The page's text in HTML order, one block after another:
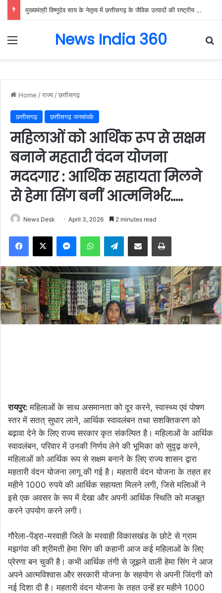
मुख्यमंत्री विष्णुदेव साय के नेतृत्व में छत्तीसगढ़ के जैविक उत्पादों की राष्ट्रीय मंच पर गूंज, बायोफैच इंडिया-2026 में गौरेला-पेंड्रा-मरवाही के विष्णुभोग चावल और केवची के प्राकृतिक शहद ने बटोरी सराहना….
Menu News India 360
Home /राज्य /छत्तीसगढ़
छत्तीसगढ़ छत्तीसगढ़ जनसंपर्क
महिलाओं को आर्थिक रूप से सक्षम
बनाने महतारी वंदन योजना
मददगार : आर्थिक सहायता मिलने
से हेमा सिंग बनीं आत्मनिर्भर…..
News Desk April 3, 2026 2 minutes read
Facebook
X MessengerWhatsAppTelegramShare via Email Print
रायपुर:महिलाओं के साथ असमानता को दूर करने, स्वास्थ्य एवं पोषण
स्तर में सतत् सुधार लाने, आर्थिक स्वावलंबन तथा सशक्तिकरण को
बढ़ावा देने के लिए राज्य सरकार कृत संकल्पित है। महिलाओं के आर्थिक
स्वावलंबन, परिवार में उनकी निर्णय लेने की भूमिका को सुदृढ़ करने,
महिलाओं को आर्थिक रूप से सक्षम बनाने के लिए राज्य शासन द्वारा
महतारी वंदन योजना लागू की गई है। महतारी वंदन योजना के तहत हर
महीने 1000 रुपये की आर्थिक सहायता मिलने लगी, जिसे मलिाओं ने
इसे एक अवसर के रूप में देखा और अपनी आर्थिक स्थिति को मजबूत
करने उपयोग करने लगी।
गौरेला-पेंड्रा-मरवाही जिले के मरवाही विकासखंड के छोटे से ग्राम
मझगंवा की श्रीमती हेमा सिंग की कहानी आज कई महिलाओं के लिए
प्रेरणा बन चुकी है। कभी आर्थिक तंगी से जूझने वाली हेमा सिंग ने आज
अपने आत्मविश्वास और सरकारी योजना के सहयोग से अपनी जिंदगी को
नई दिशा दी है। महतारी वंदन योजना के तहत उन्हें हर महीने 1000